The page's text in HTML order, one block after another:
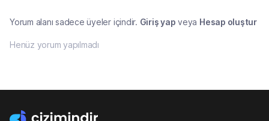
Yorum alanı sadece üyeler içindir. Giriş yap veya Hesap oluştur
Henüz yorum yapılmadı